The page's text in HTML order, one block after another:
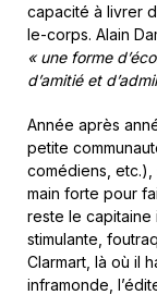
capacité à livrer
le-corps. Alain
« une forme
d’amitié et
Année après
petite
comédiens, etc.),
main forte pour
reste le
stimulante,
Clarmart, là où il
inframonde,